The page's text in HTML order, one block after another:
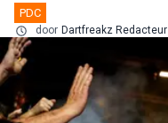
PDC
door Dartfreakz Redacteur